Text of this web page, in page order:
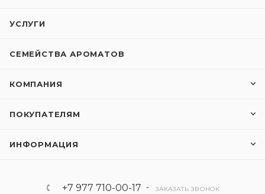
УСЛУГИ
СЕМЕЙСТВА АРОМАТОВ
КОМПАНИЯ
ПОКУПАТЕЛЯМ
ИНФОРМАЦИЯ
+7 977 710-00-17 ЗАКАЗАТЬ ЗВОНОК